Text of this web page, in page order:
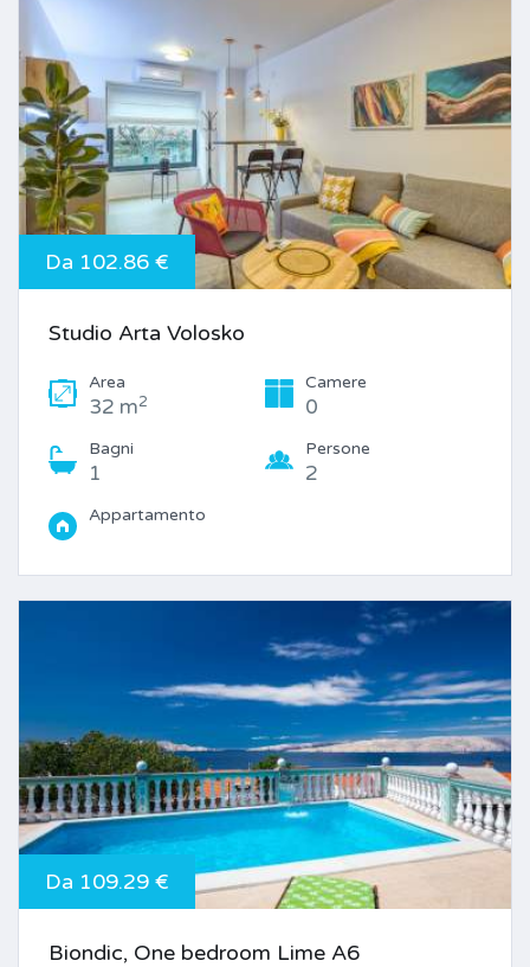
Da 102.86 €
Studio Arta Volosko
Area
32 m2
Camere
0
Bagni
1
Persone
2
Appartamento
Da 109.29 €
Biondic, One bedroom Lime A6